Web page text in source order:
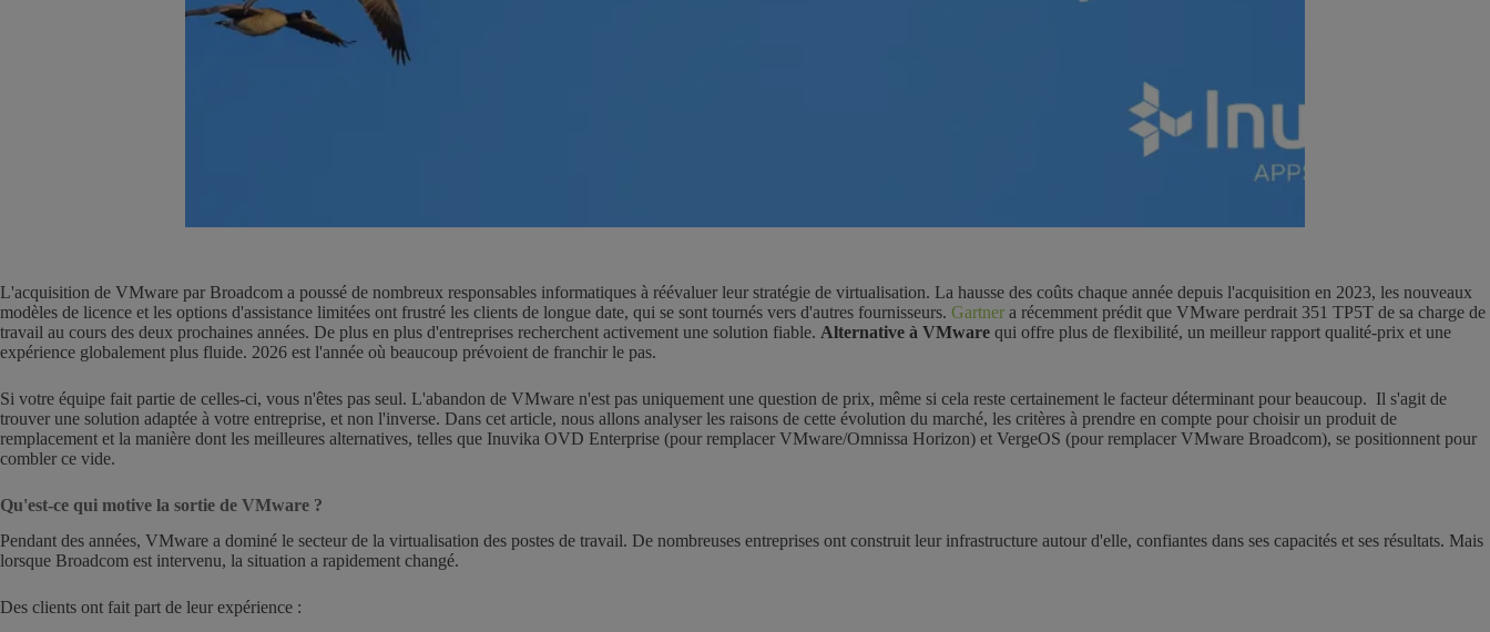
L'acquisition de VMware par Broadcom a poussé de nombreux responsables informatiques à réévaluer leur stratégie de virtualisation. La hausse des coûts chaque année depuis l'acquisition en 2023, les nouveaux
modèles de licence et les options d'assistance limitées ont frustré les clients de longue date, qui se sont tournés vers d'autres fournisseurs. Gartner a récemment prédit que VMware perdrait 351 TP5T de sa charge de
travail au cours des deux prochaines années. De plus en plus d'entreprises recherchent activement une solution fiable. Alternative à VMware qui offre plus de flexibilité, un meilleur rapport qualité-prix et une
expérience globalement plus fluide. 2026 est l'année où beaucoup prévoient de franchir le pas.
Si votre équipe fait partie de celles-ci, vous n'êtes pas seul. L'abandon de VMware n'est pas uniquement une question de prix, même si cela reste certainement le facteur déterminant pour beaucoup. Il s'agit de
trouver une solution adaptée à votre entreprise, et non l'inverse. Dans cet article, nous allons analyser les raisons de cette évolution du marché, les critères à prendre en compte pour choisir un produit de
remplacement et la manière dont les meilleures alternatives, telles que Inuvika OVD Enterprise (pour remplacer VMware/Omnissa Horizon) et VergeOS (pour remplacer VMware Broadcom), se positionnent pour
combler ce vide.
Qu'est-ce qui motive la sortie de VMware ?
Pendant des années, VMware a dominé le secteur de la virtualisation des postes de travail. De nombreuses entreprises ont construit leur infrastructure autour d'elle, confiantes dans ses capacités et ses résultats. Mais
lorsque Broadcom est intervenu, la situation a rapidement changé.
Des clients ont fait part de leur expérience :